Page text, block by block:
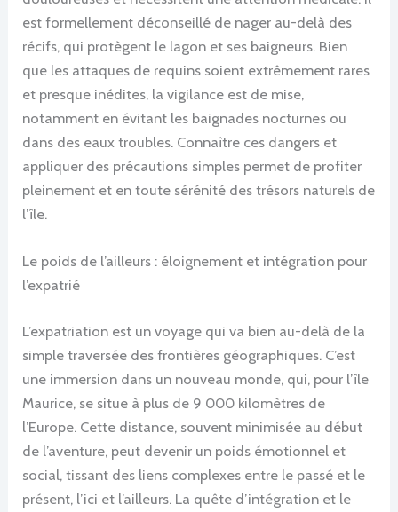
est formellement déconseillé de nager au-delà des
récifs, qui protègent le lagon et ses baigneurs. Bien
que les attaques de requins soient extrêmement rares
et presque inédites, la vigilance est de mise,
notamment en évitant les baignades nocturnes ou
dans des eaux troubles. Connaître ces dangers et
appliquer des précautions simples permet de profiter
pleinement et en toute sérénité des trésors naturels de
l’île.
Le poids de l’ailleurs : éloignement et intégration pour
l’expatrié
L’expatriation est un voyage qui va bien au-delà de la
simple traversée des frontières géographiques. C’est
une immersion dans un nouveau monde, qui, pour l’île
Maurice, se situe à plus de 9 000 kilomètres de
l’Europe. Cette distance, souvent minimisée au début
de l’aventure, peut devenir un poids émotionnel et
social, tissant des liens complexes entre le passé et le
présent, l’ici et l’ailleurs. La quête d’intégration et le